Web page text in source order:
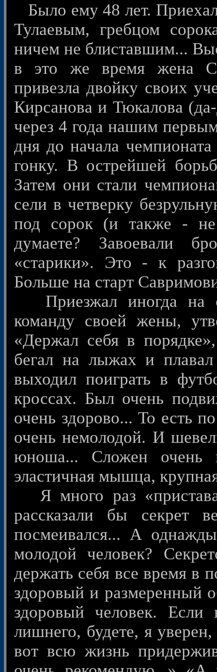
Было ему 48 лет. Приехал
Тулаевым, гребцом
ничем не блиставшим...
в это же время жена
привезла двойку своих
Кирсанова и Тюкалова
через 4 года нашим
дня до начала
гонку. В острейшей
Затем они стали
сели в четверку
под сорок (и также -
думаете? Завоевали
«старики». Это - к
Больше на старт
Приезжал иногда на
команду своей жены,
«Держал себя в
бегал на лыжах и
выходил поиграть в
кроссах. Был очень
очень здорово... То есть
очень немолодой. И
юноша... Сложен очень
эластичная мышца,
Я много раз
рассказали бы секрет
посмеивался... А
молодой человек?
держать себя все время в
здоровый и размеренный
здоровый человек. Если
лишнего, будете, я
вот всю жизнь